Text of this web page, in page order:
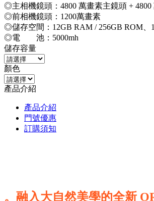
◎主相機鏡頭：4800 萬畫素主鏡頭 +
◎前相機鏡頭：1200萬畫素
◎儲存空間：12GB RAM / 256GB ROM、
◎電 池：5000mh
儲存容量
顏色
產品介紹
產品介紹
門號優惠
訂購須知
。融入大自然美學的全新